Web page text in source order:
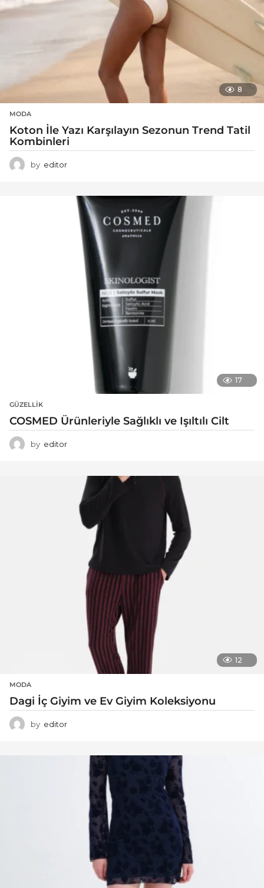
8
MODA
Koton İle Yazı Karşılayın Sezonun Trend Tatil
Kombinleri
by editor
17
GÜZELLIK
COSMED Ürünleriyle Sağlıklı ve Işıltılı Cilt
by editor
12
MODA
Dagi İç Giyim ve Ev Giyim Koleksiyonu
by editor